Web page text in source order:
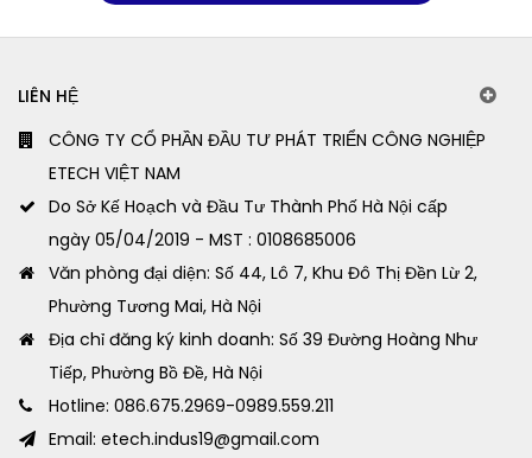
LIÊN HỆ
CÔNG TY CỔ PHẦN ĐẦU TƯ PHÁT TRIỂN CÔNG NGHIỆP
ETECH VIỆT NAM
Do Sở Kế Hoạch và Đầu Tư Thành Phố Hà Nội cấp
ngày 05/04/2019 - MST : 0108685006
Văn phòng đại diện: Số 44, Lô 7, Khu Đô Thị Đền Lừ 2,
Phường Tương Mai, Hà Nội
Địa chỉ đăng ký kinh doanh: Số 39 Đường Hoàng Như
Tiếp, Phường Bồ Đề, Hà Nội
Hotline: 086.675.2969-0989.559.211
Email: etech.indus19@gmail.com